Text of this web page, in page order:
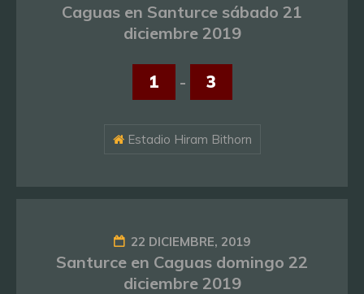
Caguas en Santurce sábado 21
diciembre 2019
1 - 3
Estadio Hiram Bithorn
22 DICIEMBRE, 2019
Santurce en Caguas domingo 22
diciembre 2019